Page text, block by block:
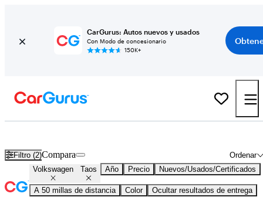
CarGurus: Autos nuevos y usados
Con Modo de concesionario
150K+
Filtro (2) Ordenar
Compara
Volkswagen Taos Año Precio Nuevos/Usados/Certificados
A 50 millas de distancia Color
Ocultar resultados de entrega